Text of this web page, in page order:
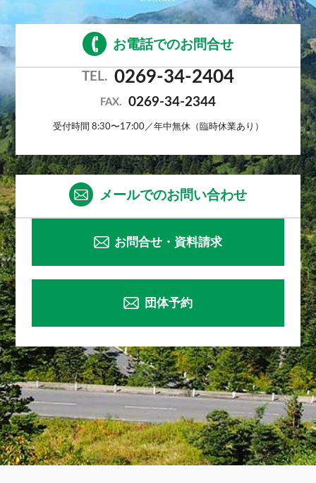
お電話でのお問合せ
TEL. 0269-34-2404
FAX. 0269-34-2344
受付時間 8:30〜17:00／年中無休（臨時休業あり）
メールでのお問い合わせ
お問合せ・資料請求
団体予約